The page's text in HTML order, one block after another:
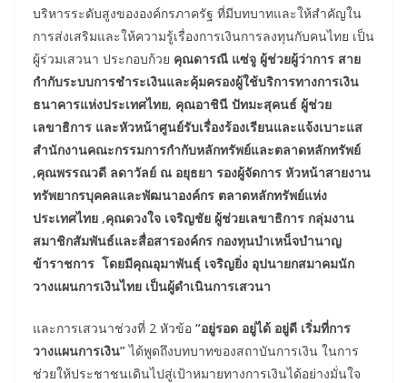
บริหารระดับสูงขององค์กรภาครัฐ ที่มีบทบาทและให้สำคัญใน
การส่งเสริมและให้ความรู้เรื่องการเงินการลงทุนกับคนไทย เป็น
ผู้ร่วมเสวนา ประกอบก้วย คุณดารณี แซ่จู ผู้ช่วยผู้ว่าการ สาย
กำกับระบบการชำระเงินและคุ้มครองผู้ใช้บริการทางการเงิน
ธนาคารแห่งประเทศไทย, คุณอาชินี ปัทมะสุคนธ์ ผู้ช่วย
เลขาธิการ และหัวหน้าศูนย์รับเรื่องร้องเรียนและแจ้งเบาะแส
สำนักงานคณะกรรมการกำกับหลักทรัพย์และตลาดหลักทรัพย์
,คุณพรรณวดี ลดาวัลย์ ณ อยุธยา รองผู้จัดการ หัวหน้าสายงาน
ทรัพยากรบุคคลและพัฒนาองค์กร ตลาดหลักทรัพย์แห่ง
ประเทศไทย ,คุณดวงใจ เจริญชัย ผู้ช่วยเลขาธิการ กลุ่มงาน
สมาชิกสัมพันธ์และสื่อสารองค์กร กองทุนบำเหน็จบำนาญ
ข้าราชการ โดยมีคุณอุมาพันธุ์ เจริญยิ่ง อุปนายกสมาคมนัก
วางแผนการเงินไทย เป็นผู้ดำเนินการเสวนา
และการเสวนาช่วงที่ 2 หัวข้อ “อยู่รอด อยู่ได้ อยู่ดี เริ่มที่การ
วางแผนการเงิน”ได้พูดถึงบทบาทของสถาบันการเงิน ในการ
ช่วยให้ประชาชนเดินไปสู่เป้าหมายทางการเงินได้อย่างมั่นใจ